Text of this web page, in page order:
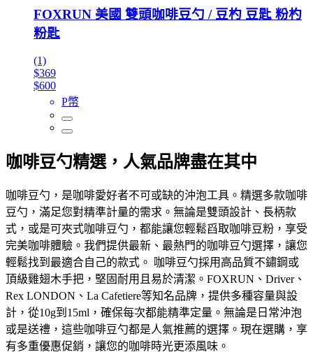
FOXRUN 美國 雙頭咖啡豆勺 / 豆杓 豆匙 粉杓
粉匙
(1)
$369
$600
P幣
咖啡豆勺精選，人氣品牌盡在其中
咖啡豆勺，是咖啡愛好者不可或缺的沖泡工具。精選多款咖啡
豆勺，滿足您對精準計量的需求。無論是雙頭設計、長柄款
式，或是可夾式咖啡豆勺，都能讓您輕鬆舀取咖啡豆粉，享受
完美咖啡體驗。我們提供最新、最熱門的咖啡豆勺選擇，讓您
輕鬆找到最適合自己的款式。 咖啡豆勺採用高品質不鏽鋼或
頂級雞翅木手把，堅固耐用且易於清潔。FOXRUN、Driver、
Rex LONDON、La Cafetiere等知名品牌，提供多種容量與設
計，從10g到15ml，確保每次都能精準定量。無論是日常沖泡
或是送禮，這些咖啡豆勺都是人氣推薦的選擇。現在選購，享
有多重優惠促銷，讓您的咖啡時光更添風味。